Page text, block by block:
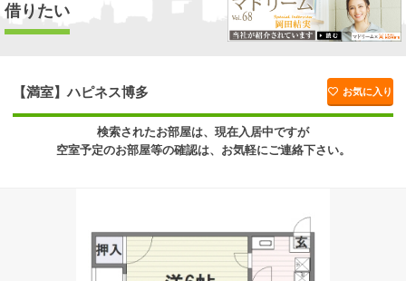
借りたい
【満室】ハピネス博多 お気に入り
検索されたお部屋は、現在入居中ですが
空室予定のお部屋等の確認は、お気軽にご連絡下さい。